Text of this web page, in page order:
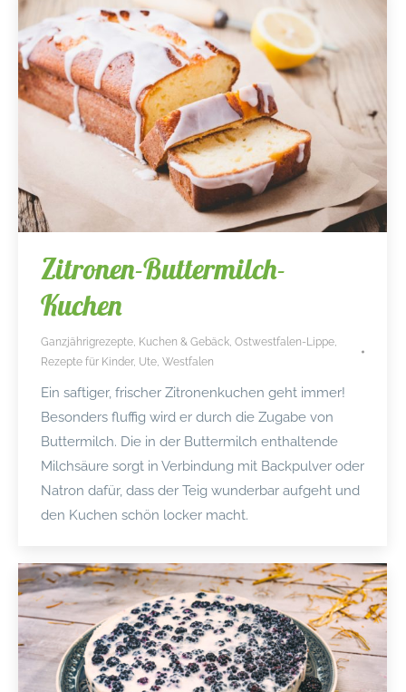
Zitronen-Buttermilch-
Kuchen
Ganzjährigrezepte Kuchen & Gebäck Ostwestfalen-Lippe
Rezepte für Kinder, Ute Westfalen
Ein saftiger, frischer Zitronenkuchen geht immer!
Besonders fluffig wird er durch die Zugabe von
Buttermilch. Die in der Buttermilch enthaltende
Milchsäure sorgt in Verbindung mit Backpulver oder
Natron dafür, dass der Teig wunderbar aufgeht und
den Kuchen schön locker macht.